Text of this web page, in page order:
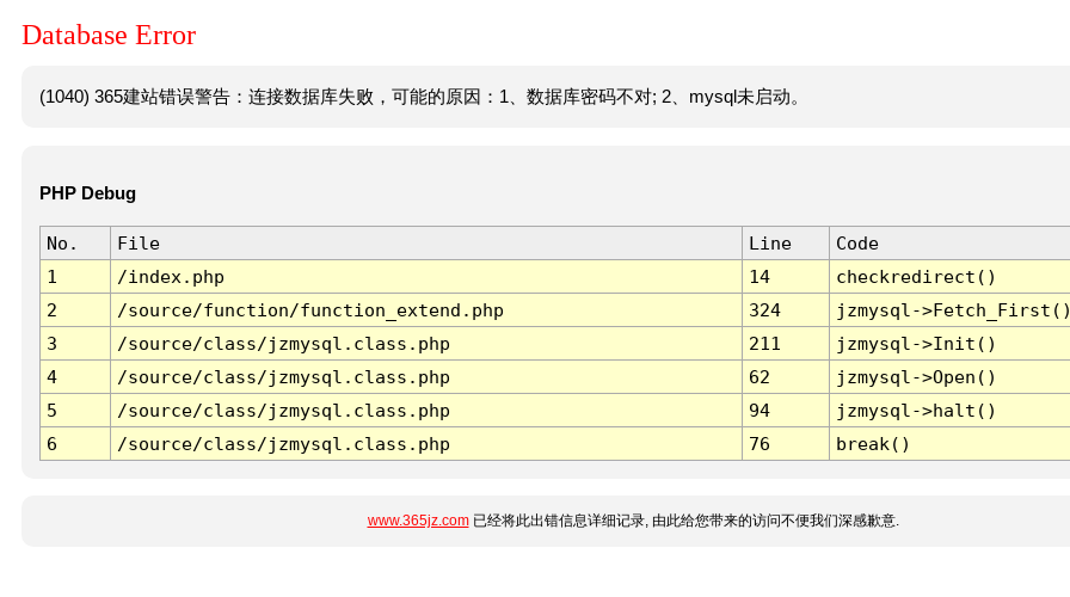
Database Error
(1040) 365建站错误警告：连接数据库失败，可能的原因：1、数据库密码不对; 2、mysql未启动。
PHP Debug
No. File Line
Code
1
/index.php 14
checkredirect()
2
/source/function/function_extend.php 324
jzmysql-
3
/source/class/jzmysql.class.php 211
jzmysql->Init()
4
/source/class/jzmysql.class.php 62
jzmysql->Open()
5
/source/class/jzmysql.class.php 94
jzmysql->halt()
6
/source/class/jzmysql.class.php 76 break()
www.365jz.com已经将此出错信息详细记录, 由此给您带来的访问不便我们深感歉意.